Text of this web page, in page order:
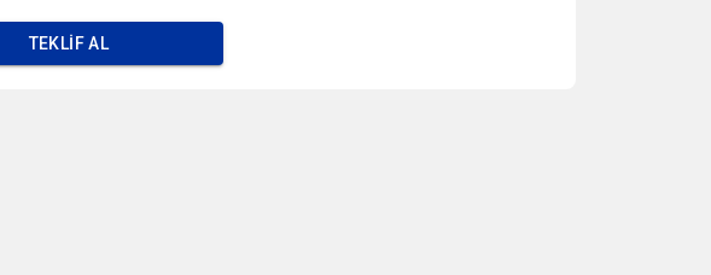
TEKLIF AL